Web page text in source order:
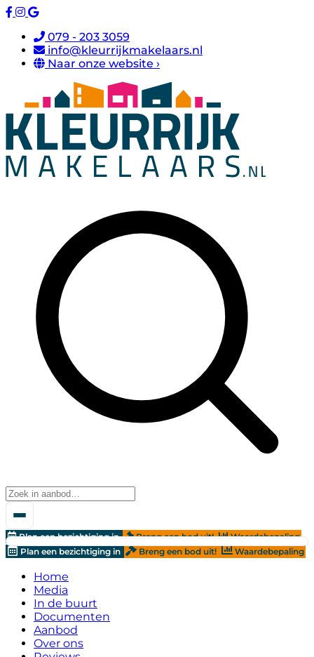
079 - 203 3059
info@kleurrijkmakelaars.nl
Naar onze website ›
Plan een bezichtiging in Breng een bod uit!
Waardebepaling
Plan een bezichtiging in
Breng een bod uit! Waardebepaling
Home
Media
In de buurt
Documenten
Aanbod
Over ons